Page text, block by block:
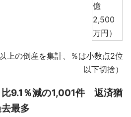
億
2,500
万円）
上の倒産を集計、％は小数点2位
以下切捨）
比9.1％減の1,001件 返済猶
最多